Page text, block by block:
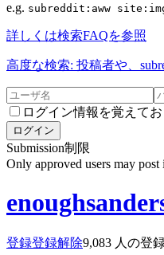
e.g. subreddit:aww
詳しくは検索FAQを参照
高度な検索: 投稿者や、
ログイン情報を覚えてお
ログイン
Submission制限
Only approved users may
登録登録解除9,083 人の登